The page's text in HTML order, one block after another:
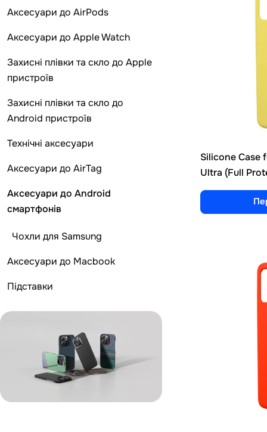
Silicone Case
Ultra (Full
Аксесуари до AirPods
Аксесуари до Apple Watch
Захисні плівки та скло до Apple
пристроїв
Захисні плівки та скло до
Android пристроїв
Технічні аксесуари
Аксесуари до AirTag
Аксесуари до Android
смартфонів
Чохли для Samsung
Аксесуари до Macbook
Підставки